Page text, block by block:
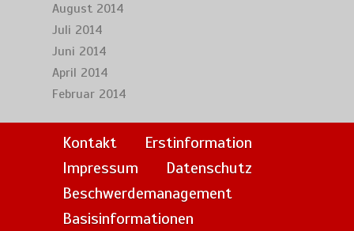
August 2014
Juli 2014
Juni 2014
April 2014
Februar 2014
Kontakt
Erstinformation
Impressum
Datenschutz
Beschwerdemanagement
Basisinformationen